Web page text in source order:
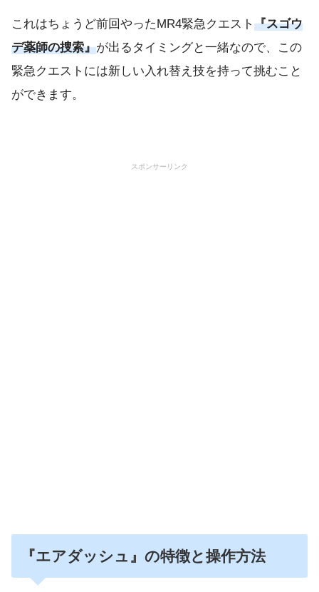
これはちょうど前回やったMR4緊急クエスト 『スゴウ
デ薬師の捜索』が出るタイミングと一緒なので、この
緊急クエストには新しい入れ替え技を持って挑むこと
ができます。
スポンサーリンク
『エアダッシュ』の特徴と操作方法